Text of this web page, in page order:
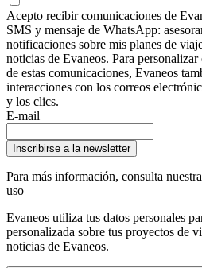
Acepto recibir comunicaciones de
SMS y mensaje de WhatsApp:
notificaciones sobre mis planes de
noticias de Evaneos. Para
de estas comunicaciones, Evaneos
interacciones con los correos
y los clics.
E-mail
Inscribirse a la newsletter
Para más información, consulta
uso
Evaneos utiliza tus datos personales
personalizada sobre tus proyectos de
noticias de Evaneos.